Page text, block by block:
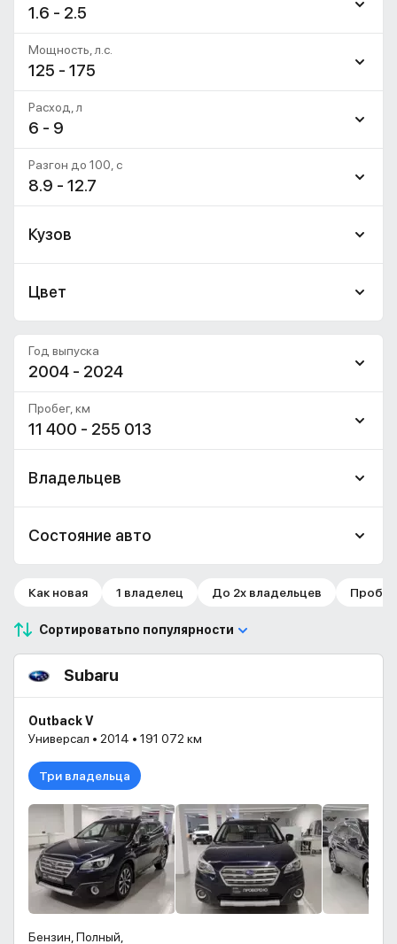
1.6 - 2.5
125 - 175
Мощность, л.с.
6 - 9
Расход, л
8.9 - 12.7
Разгон до 100, c
Кузов
Цвет
2004 - 2024
Год выпуска
11 400 - 255 013
Пробег, км
Владельцев
Состояние авто
Как новая 1 владелец До 2х владельцев
Сортироватьпо популярности
Subaru
Outback V
Универсал • 2014 • 191 072 км
Три владельца
Бензин, Полный,